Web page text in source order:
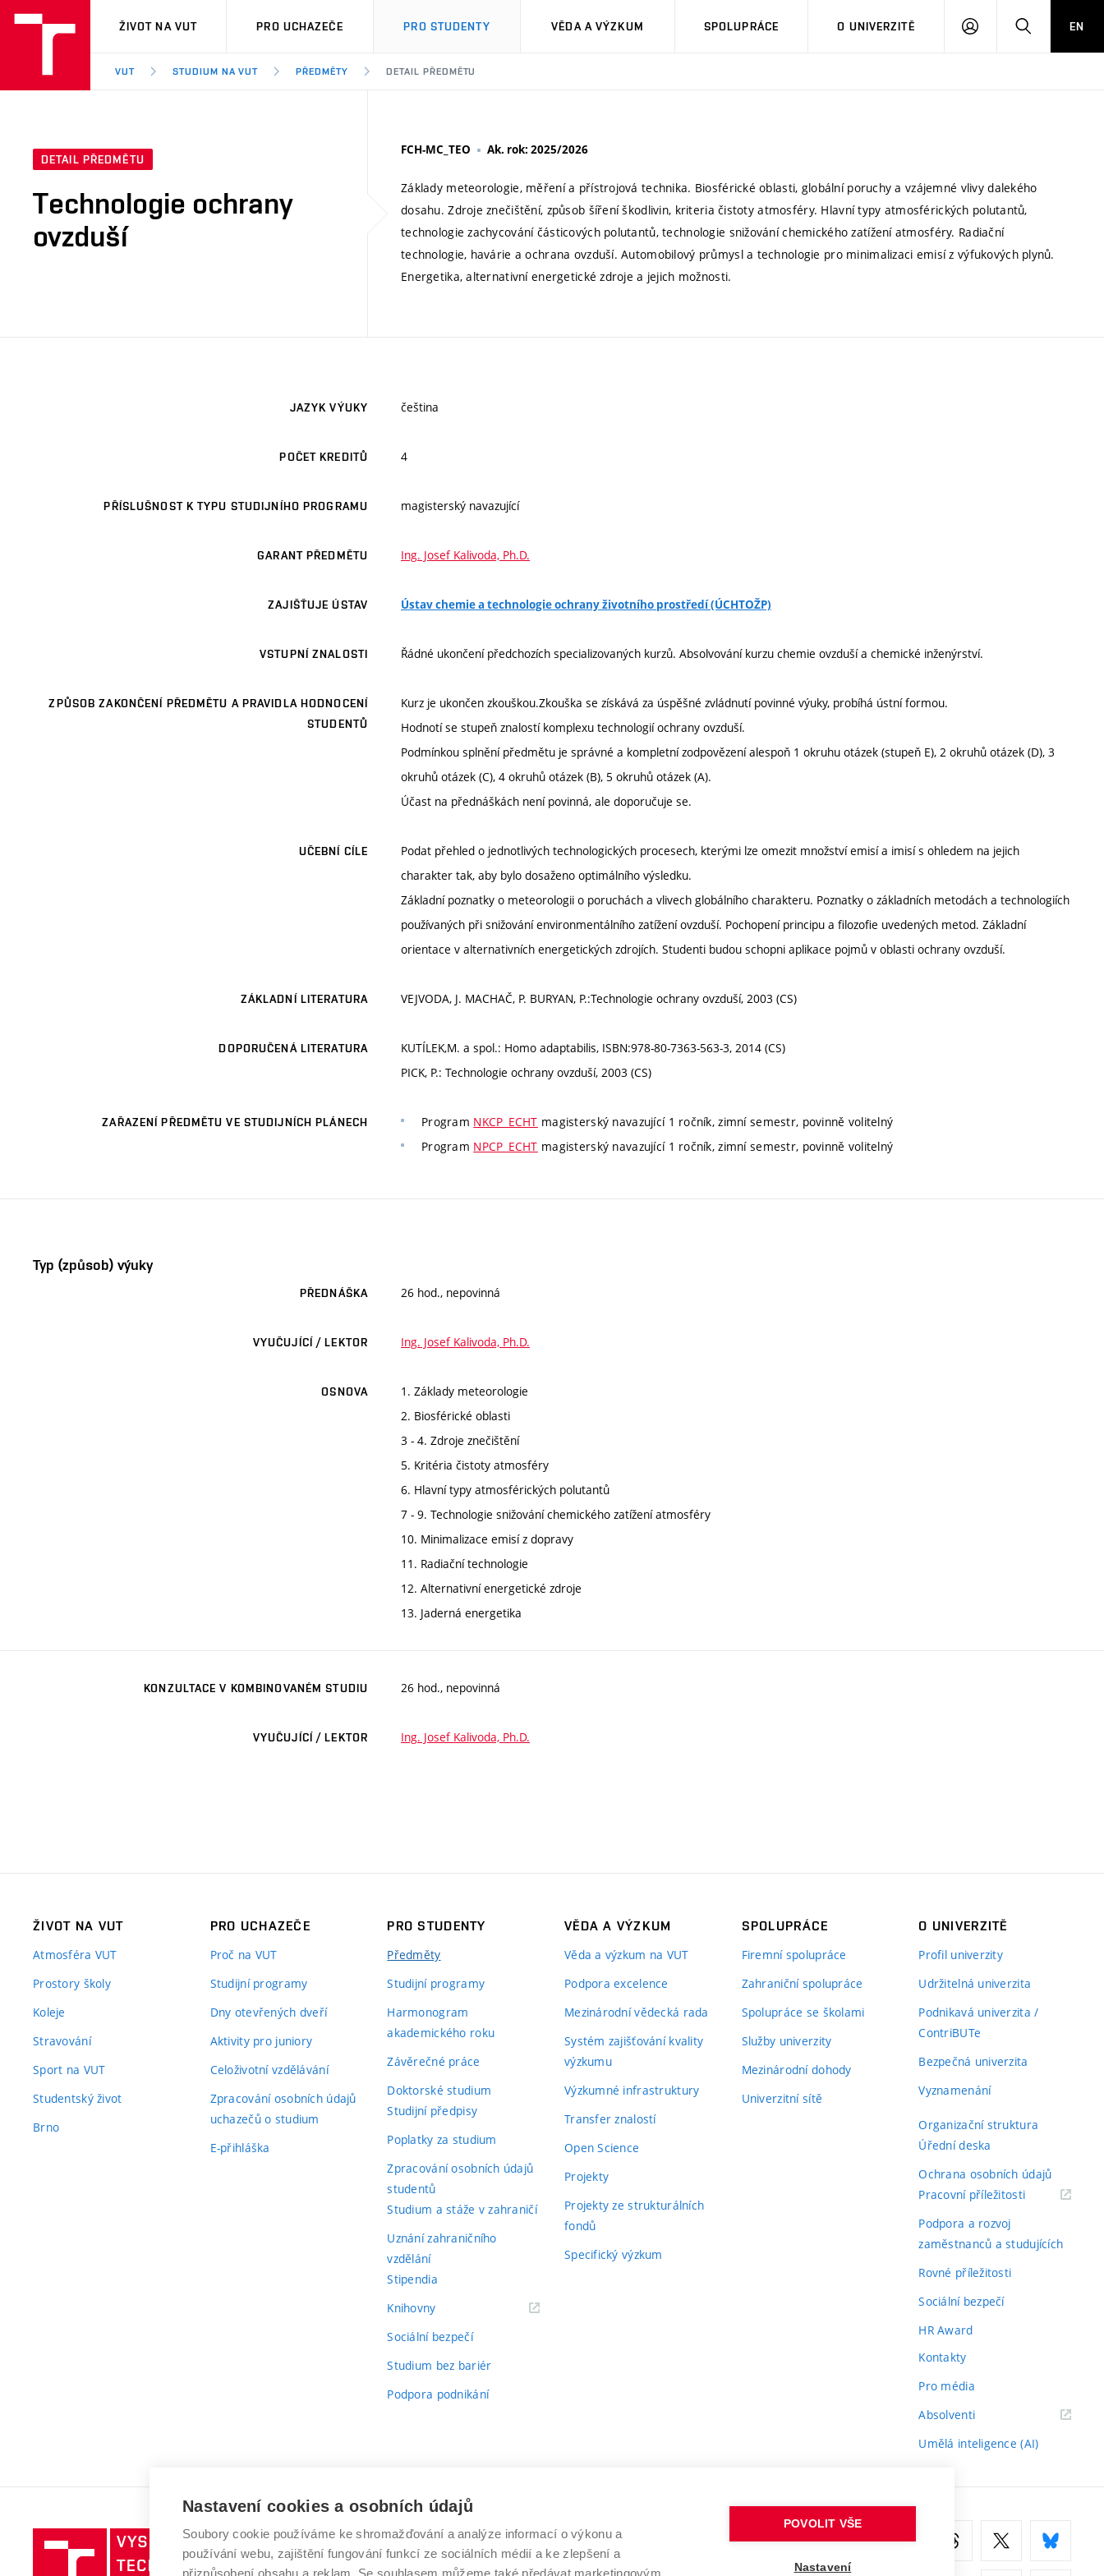
VUT
ŽIVOT NA VUT PRO UCHAZEČE PRO STUDENTY VĚDA A VÝZKUM SPOLUPRÁCE O UNIVERZITĚ
PŘIHLÁSIT HLEDATEN
VUT STUDIUM NA VUT PŘEDMĚTY DETAIL PŘEDMĚTU
DETAIL PŘEDMĚTU
Technologie ochrany
ovzduší
FCH-MC_TEO Ak. rok: 2025/2026
Základy meteorologie, měření a přístrojová technika. Biosférické oblasti, globální poruchy a vzájemné vlivy dalekého
dosahu. Zdroje znečištění, způsob šíření škodlivin, kriteria čistoty atmosféry. Hlavní typy atmosférických polutantů,
technologie zachycování částicových polutantů, technologie snižování chemického zatížení atmosféry. Radiační
technologie, havárie a ochrana ovzduší. Automobilový průmysl a technologie pro minimalizaci emisí z výfukových plynů.
Energetika, alternativní energetické zdroje a jejich možnosti.
JAZYK VÝUKY čeština
POČET KREDITŮ 4
PŘÍSLUŠNOST K TYPU STUDIJNÍHO PROGRAMU magisterský navazující
GARANT PŘEDMĚTU Ing. Josef Kalivoda, Ph.D.
ZAJIŠŤUJE ÚSTAV Ústav chemie a technologie ochrany životního prostředí (ÚCHTOŽP)
VSTUPNÍ ZNALOSTI Řádné ukončení předchozích specializovaných kurzů. Absolvování kurzu chemie ovzduší a chemické inženýrství.
ZPŮSOB ZAKONČENÍ PŘEDMĚTU A PRAVIDLA HODNOCENÍ
STUDENTŮ
Kurz je ukončen zkouškou.Zkouška se získává za úspěšné zvládnutí povinné výuky, probíhá ústní formou.
Hodnotí se stupeň znalostí komplexu technologií ochrany ovzduší.
Podmínkou splnění předmětu je správné a kompletní zodpovězení alespoň 1 okruhu otázek (stupeň E), 2 okruhů otázek (D), 3
okruhů otázek (C), 4 okruhů otázek (B), 5 okruhů otázek (A).
Účast na přednáškách není povinná, ale doporučuje se.
UČEBNÍ CÍLE
Podat přehled o jednotlivých technologických procesech, kterými lze omezit množství emisí a imisí s ohledem na jejich
charakter tak, aby bylo dosaženo optimálního výsledku.
Základní poznatky o meteorologii o poruchách a vlivech globálního charakteru. Poznatky o základních metodách a technologiích
používaných při snižování environmentálního zatížení ovzduší. Pochopení principu a filozofie uvedených metod. Základní
orientace v alternativních energetických zdrojích. Studenti budou schopni aplikace pojmů v oblasti ochrany ovzduší.
ZÁKLADNÍ LITERATURA VEJVODA, J. MACHAČ, P. BURYAN, P.:Technologie ochrany ovzduší, 2003 (CS)
DOPORUČENÁ LITERATURA
KUTÍLEK,M. a spol.: Homo adaptabilis, ISBN:978-80-7363-563-3, 2014 (CS)
PICK, P.: Technologie ochrany ovzduší, 2003 (CS)
ZAŘAZENÍ PŘEDMĚTU VE STUDIJNÍCH PLÁNECH Program NKCP_ECHT magisterský navazující 1 ročník, zimní semestr, povinně volitelný
Program NPCP_ECHT magisterský navazující 1 ročník, zimní semestr, povinně volitelný
Typ (způsob) výuky
PŘEDNÁŠKA 26 hod., nepovinná
VYUČUJÍCÍ / LEKTOR Ing. Josef Kalivoda, Ph.D.
OSNOVA
1. Základy meteorologie
2. Biosférické oblasti
3 - 4. Zdroje znečištění
5. Kritéria čistoty atmosféry
6. Hlavní typy atmosférických polutantů
7 - 9. Technologie snižování chemického zatížení atmosféry
10. Minimalizace emisí z dopravy
11. Radiační technologie
12. Alternativní energetické zdroje
13. Jaderná energetika
KONZULTACE V KOMBINOVANÉM STUDIU 26 hod., nepovinná
VYUČUJÍCÍ / LEKTOR Ing. Josef Kalivoda, Ph.D.
ŽIVOT NA VUT
Atmosféra VUT
Prostory školy
Koleje
Stravování
Sport na VUT
Studentský život
Brno
PRO UCHAZEČE
Proč na VUT
Studijní programy
Dny otevřených dveří
Aktivity pro juniory
Celoživotní vzdělávání
Zpracování osobních údajů
uchazečů o studium
E-přihláška
PRO STUDENTY
Předměty
Studijní programy
Harmonogram
akademického roku
Závěrečné práce
Doktorské studium
Studijní předpisy
Poplatky za studium
Zpracování osobních údajů
studentů
Studium a stáže v zahraničí
Uznání zahraničního
vzdělání
Stipendia
Knihovny(externí
Sociální bezpečí
Studium bez bariér
Podpora podnikání
VĚDA A VÝZKUM
Věda a výzkum na VUT
Podpora excelence
Mezinárodní vědecká rada
Systém zajišťování kvality
výzkumu
Výzkumné infrastruktury
Transfer znalostí
Open Science
Projekty
Projekty ze strukturálních
fondů
Specifický výzkum
SPOLUPRÁCE
Firemní spolupráce
Zahraniční spolupráce
Spolupráce se školami
Služby univerzity
Mezinárodní dohody
Univerzitní sítě
O UNIVERZITĚ
Profil univerzity
Udržitelná univerzita
Podnikavá univerzita /
ContriBUTe
Bezpečná univerzita
Vyznamenání
Organizační struktura
Úřední deska
Ochrana osobních údajů
Pracovní příležitosti(externí
Podpora a rozvoj
zaměstnanců a studujících
Rovné příležitosti
Sociální bezpečí
HR Award
Kontakty
Pro média
Absolventi(externí
Umělá inteligence (AI)
Vysoké
učení
VYSOKÉ UČENÍ TECHNICKÉ V BRNĚ
Antonínská 548/1
www.vut.cz
Nastavení cookies a osobních údajů
Soubory cookie používáme ke shromažďování a analýze informací o výkonu a
používání webu, zajištění fungování funkcí ze sociálních médií a ke zlepšení a
přizpůsobení obsahu a reklam. Se souhlasem můžeme také předávat marketingovým
POVOLIT VŠE
Nastavení